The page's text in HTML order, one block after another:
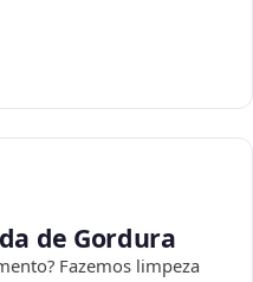
de Gordura
Fazemos limpeza